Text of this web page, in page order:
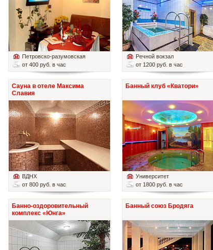
Петровско-разумовская
от 400 руб. в час
Речной вокзал
от 1200 руб. в час
Сауна в отеле Максима
Славия
ВДНХ
от 800 руб. в час
Банный клуб «Кватори»
Университет
от 1800 руб. в час
Банно-оздоровительный
комплекс «Юнга»
Банный союз Бродяга